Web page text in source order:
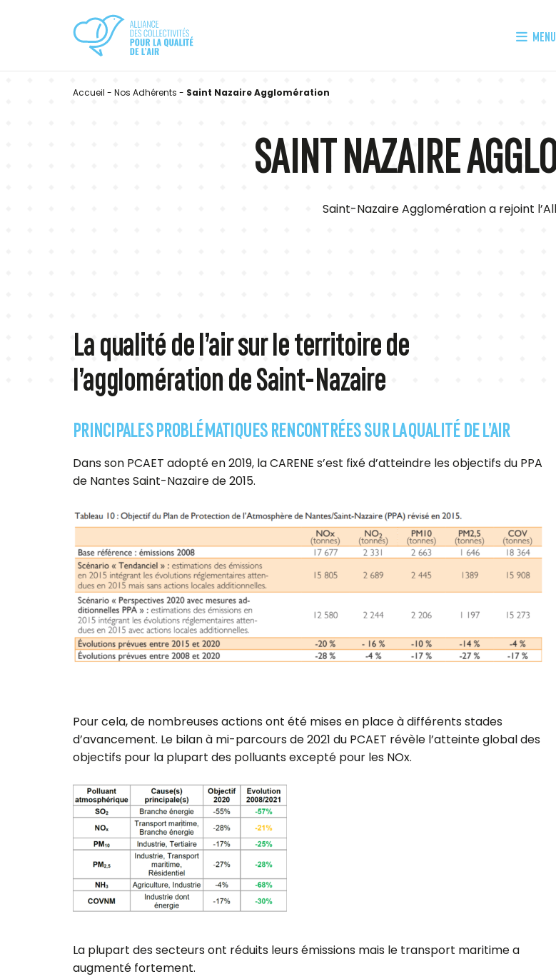
MENU
Accueil - Nos Adhérents - Saint Nazaire Agglomération
SAINT NAZAIRE
Saint-Nazaire Agglomération a rejoint
La qualité de l’air sur le territoire de
l’agglomération de Saint-Nazaire
PRINCIPALES PROBLÉMATIQUES RENCONTRÉES SUR LA QUALITÉ DE L’AIR
Dans son PCAET adopté en 2019, la CARENE s’est fixé d’atteindre les objectifs du PPA
de Nantes Saint-Nazaire de 2015.
Pour cela, de nombreuses actions ont été mises en place à différents stades
d’avancement. Le bilan à mi-parcours de 2021 du PCAET révèle l’atteinte global des
objectifs pour la plupart des polluants excepté pour les NOx.
La plupart des secteurs ont réduits leurs émissions mais le transport maritime a
augmenté fortement.